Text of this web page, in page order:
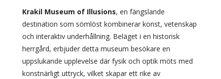
Krakil Museum of Illusions, en fängslande
destination som sömlöst kombinerar konst, vetenskap
och interaktiv underhållning. Beläget i en historisk
herrgård, erbjuder detta museum besökare en
uppslukande upplevelse där fysik och optik möts med
konstnärligt uttryck, vilket skapar ett rike av